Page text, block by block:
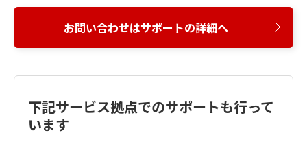
お問い合わせはサポートの詳細へ
下記サービス拠点でのサポートも行って
います